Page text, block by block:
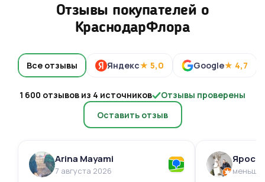
Отзывы покупателей о
КраснодарФлора
Все отзывы Яндекс★ 5,0 Google★ 4,7
1 600 отзывов из 4 источников
Отзывы проверены
Оставить отзыв
Arina Mayami
7 августа 2026 меньше